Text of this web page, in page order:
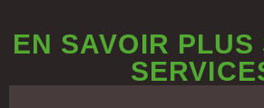
EN SAVOIR PLUS